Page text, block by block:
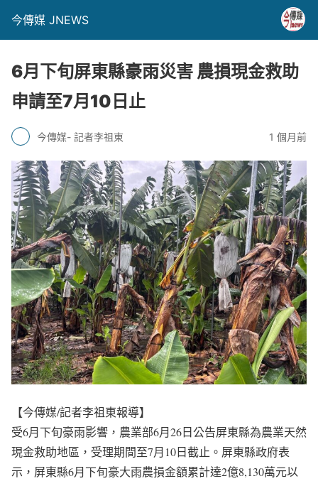
今傳媒 JNEWS
6月下旬屏東縣豪雨災害 農損現金救助
申請至7月10日止
今傳媒- 記者李祖東 1 個月前
【今傳媒/記者李祖東報導】
受6月下旬豪雨影響，農業部6月26日公告屏東縣為農業天然
現金救助地區，受理期間至7月10日截止。屏東縣政府表
示，屏東縣6月下旬豪大雨農損金額累計達2億8,130萬元以